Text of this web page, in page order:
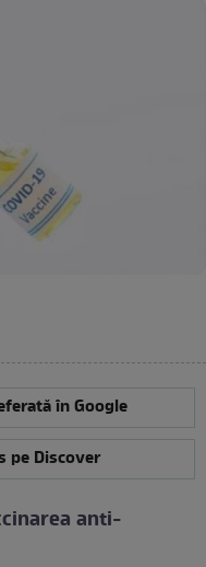
în Google
pe Discover
anti-